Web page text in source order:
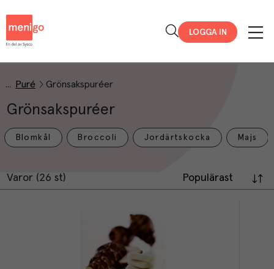
LOGGA IN
Puré Grönsakspuréer
Grönsakspuréer
Blomkål Broccoli Jordärtskocka Majs
Varor (26 st) Populärast